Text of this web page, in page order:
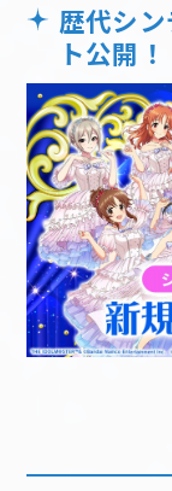
歴代シ
ト公開！